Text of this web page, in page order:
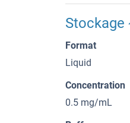
Stockage
Format
Liquid
Concentration
0.5 mg/mL